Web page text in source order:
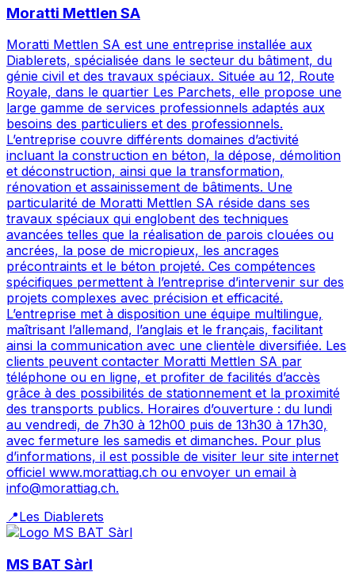
Moratti Mettlen SA
Moratti Mettlen SA est une entreprise installée aux
Diablerets, spécialisée dans le secteur du bâtiment, du
génie civil et des travaux spéciaux. Située au 12, Route
Royale, dans le quartier Les Parchets, elle propose une
large gamme de services professionnels adaptés aux
besoins des particuliers et des professionnels.
L’entreprise couvre différents domaines d’activité
incluant la construction en béton, la dépose, démolition
et déconstruction, ainsi que la transformation,
rénovation et assainissement de bâtiments. Une
particularité de Moratti Mettlen SA réside dans ses
travaux spéciaux qui englobent des techniques
avancées telles que la réalisation de parois clouées ou
ancrées, la pose de micropieux, les ancrages
précontraints et le béton projeté. Ces compétences
spécifiques permettent à l’entreprise d’intervenir sur des
projets complexes avec précision et efficacité.
L’entreprise met à disposition une équipe multilingue,
maîtrisant l’allemand, l’anglais et le français, facilitant
ainsi la communication avec une clientèle diversifiée. Les
clients peuvent contacter Moratti Mettlen SA par
téléphone ou en ligne, et profiter de facilités d’accès
grâce à des possibilités de stationnement et la proximité
des transports publics. Horaires d’ouverture : du lundi
au vendredi, de 7h30 à 12h00 puis de 13h30 à 17h30,
avec fermeture les samedis et dimanches. Pour plus
d’informations, il est possible de visiter leur site internet
officiel www.morattiag.ch ou envoyer un email à
info@morattiag.ch.
📍Les Diablerets
MS BAT Sàrl